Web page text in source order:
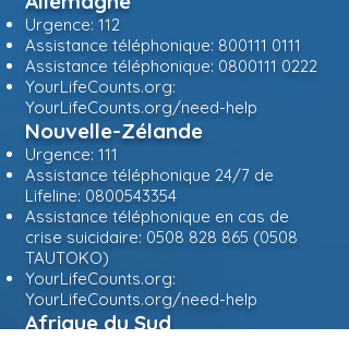
Urgence: 112
Assistance téléphonique: 800111 0111
Assistance téléphonique: 0800111 0222
YourLifeCounts.org:
YourLifeCounts.org/need-help
Nouvelle-Zélande
Urgence: 111
Assistance téléphonique 24/7 de
Lifeline: 0800543354
Assistance téléphonique en cas de
crise suicidaire: 0508 828 865 (0508
TAUTOKO)
YourLifeCounts.org:
YourLifeCounts.org/need-help
Afrique du Sud